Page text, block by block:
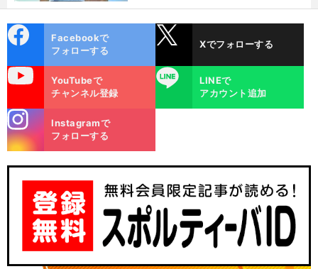
ok
Facebookで
フォローする
Xでフォローする
YouTubeで
チャンネル登録
LINE
LINEで
アカウント追加
m
Instagramで
フォローする